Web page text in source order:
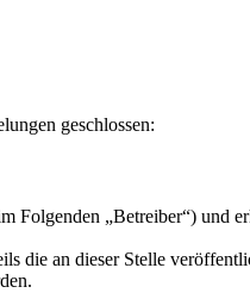
geschlossen:
Folgenden „Betreiber“) und
die an dieser Stelle